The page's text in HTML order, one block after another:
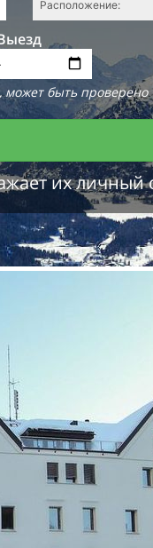
быть проверено
их